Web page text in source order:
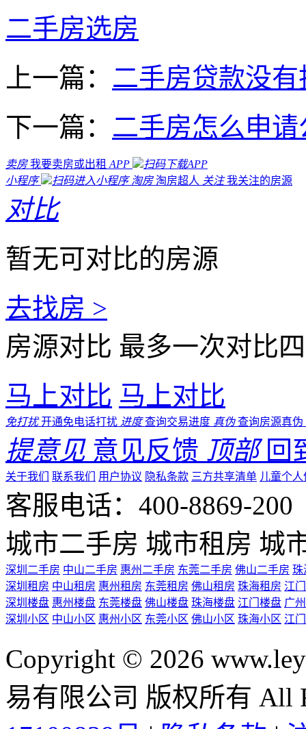
二手房选房
上一篇： 二手房贷款没
下一篇： 二手房怎么申
卖房 我要卖房或出租 APP
扫码下载APP
小程序
扫码进入小程序 淘房 淘房超人 关注 我关注的房源
对比
暂无可对比的房源
去找房 >
房源对比 最多一次对比
马上对比 马上对比
免打扰 开通免电话打扰 进度 查询交易进度 真伪 查询房源真伪
提意见 意见反馈 顶部 回
关于我们 联系我们 用户协议 隐私条款 三方共享清单 儿童个
客服电话：400-8869-200
城市二手房 城市租房 城
深圳二手房 中山二手房 惠州二手房 东莞二手房 佛山二手房 珠
深圳租房 中山租房 惠州租房 东莞租房 佛山租房 珠海租房 江
深圳楼盘 惠州楼盘 东莞楼盘 佛山楼盘 珠海楼盘 江门楼盘 广
深圳小区 中山小区 惠州小区 东莞小区 佛山小区 珠海小区 江
Copyright © 2026
易有限公司 版权所有 All